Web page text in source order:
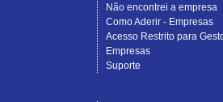
Não encontrei a empresa
Como Aderir - Empresas
Acesso Restrito para
Empresas
Suporte